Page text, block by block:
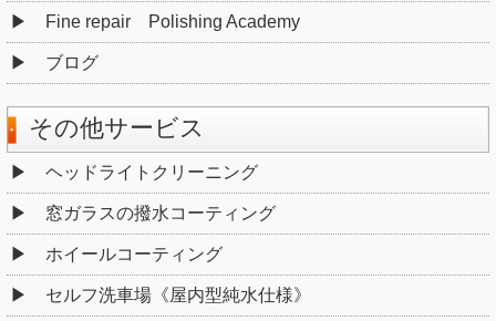
Fine repair Polishing Academy
ブログ
その他サービス
ヘッドライトクリーニング
窓ガラスの撥水コーティング
ホイールコーティング
セルフ洗車場《屋内型純水仕様》